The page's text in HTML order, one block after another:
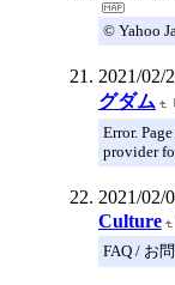
© Yahoo
2021/02/
グダム
Error.
provider
2021/02/
Culture
FAQ / お